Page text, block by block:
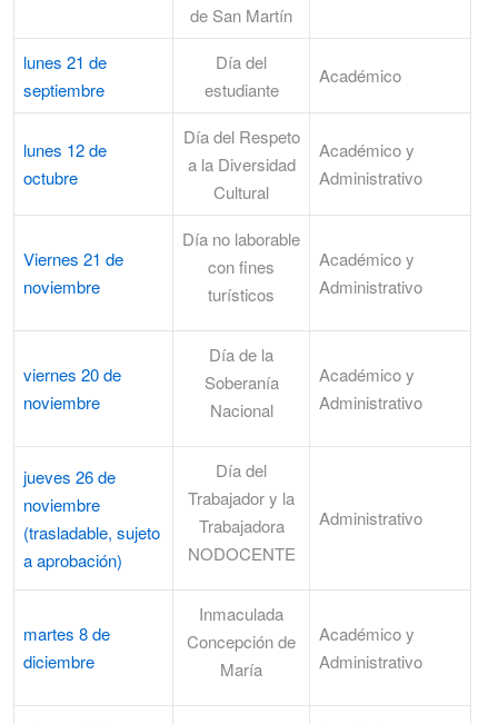
de San Martín
lunes 21 de
septiembre
Día del
estudiante
Académico
lunes 12 de
octubre
Día del Respeto
a la Diversidad
Cultural
Académico y
Administrativo
Viernes 21 de
noviembre
Día no laborable
con fines
turísticos
Académico y
Administrativo
viernes 20 de
noviembre
Día de la
Soberanía
Nacional
Académico y
Administrativo
jueves 26 de
noviembre
(trasladable, sujeto
a aprobación)
Día del
Trabajador y la
Trabajadora
NODOCENTE
Administrativo
martes 8 de
diciembre
Inmaculada
Concepción de
María
Académico y
Administrativo